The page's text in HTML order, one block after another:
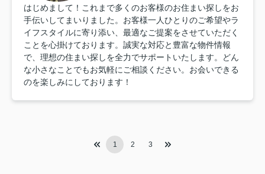
はじめまして！これまで多くのお客様のお住まい探しをお
手伝いしてまいりました。お客様一人ひとりのご希望やラ
イフスタイルに寄り添い、最適なご提案をさせていただく
ことを心掛けております。誠実な対応と豊富な物件情報
で、理想の住まい探しを全力でサポートいたします。どん
な小さなことでもお気軽にご相談ください。お会いできる
のを楽しみにしております！
1 2 3